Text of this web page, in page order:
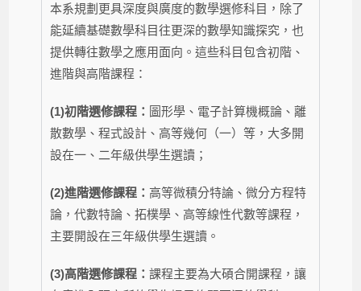
本系規劃更具深度與廣度的數學選修科目，除了
能延續基礎數學科目往更深的數學知識探究，也
提供轉往數學之應用面向。這些科目包含初階、
進階與高階課程：
(1)初階選修課程： 圖形學、電子計算機概論、離
散數學、程式設計、高等幾何（一）等，大多開
設在一、二年級供學生選讀；
(2)進階選修課程： 高等微積分特論、微分方程特
論，代數特論、拓樸學、高等線性代數等課程，
主要開設在三年級供學生選讀。
(3)高階選修課程：課程主要為大碩合開課程，讓